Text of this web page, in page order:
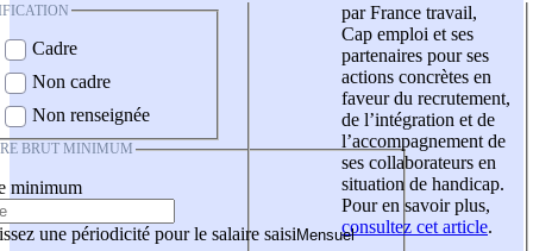
Cadre
Non cadre
Non renseignée
BRUT MINIMUM
minimum
une périodicité pour le salaire saisi
par France travail,
Cap emploi et ses
partenaires pour ses
actions concrètes en
faveur du recrutement,
de l’intégration et de
l’accompagnement de
ses collaborateurs en
situation de handicap.
Pour en savoir plus,
consultez cet article.